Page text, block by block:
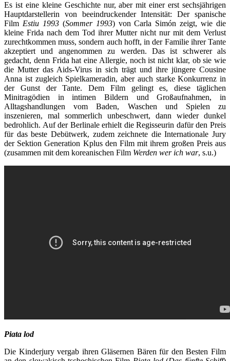
Es ist eine kleine Geschichte nur, aber mit einer erst sechsjährigen
Hauptdarstellerin von beeindruckender Intensität: Der spanische
Film Estiu 1993(Sommer 1993) von Carla Simón zeigt, wie die
kleine Frida nach dem Tod ihrer Mutter nicht nur mit dem Verlust
zurechtkommen muss, sondern auch hofft, in der Familie ihrer Tante
akzeptiert und angenommen zu werden. Das ist schwerer als
gedacht, denn Frida hat eine Allergie, noch ist nicht klar, ob sie wie
die Mutter das Aids-Virus in sich trägt und ihre jüngere Cousine
Anna ist zugleich Spielkameradin, aber auch starke Konkurrenz in
der Gunst der Tante. Dem Film gelingt es, diese täglichen
Minitragödien in intimen Bildern und Großaufnahmen, in
Alltagshandlungen vom Baden, Waschen und Spielen zu
inszenieren, mal sommerlich unbeschwert, dann wieder dunkel
bedrohlich. Auf der Berlinale erhielt die Regisseurin dafür den Preis
für das beste Debütwerk, zudem zeichnete die Internationale Jury
der Sektion Generation Kplus den Film mit ihrem großen Preis aus
(zusammen mit dem koreanischen Film Werden wer ich war, s.u.)
Piata lod
Die Kinderjury vergab ihren Gläsernen Bären für den Besten Film